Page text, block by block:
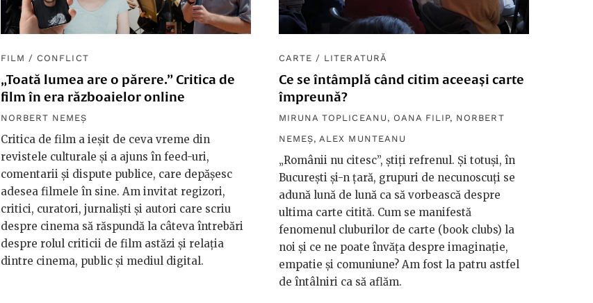
FILM / CONFLICT
„Toată lumea are o părere.” Critica de
film în era războaielor online
NORBERT NEMEȘ
Critica de film a ieșit de ceva vreme din
revistele culturale și a ajuns în feed-uri,
comentarii și dispute publice, care depășesc
adesea filmele în sine. Am invitat regizori,
critici, curatori, jurnaliști și autori care scriu
despre cinema să răspundă la câteva întrebări
despre rolul criticii de film astăzi și relația
dintre cinema, public și mediul digital.
CARTE / LITERATURĂ
Ce se întâmplă când citim aceeași carte
împreună?
MIRUNA TOPLICEANU , OANA FILIP, NORBERT
NEMEȘ, ALEX MUNTEANU
„Românii nu citesc”, știți refrenul. Și totuși, în
București și-n țară, grupuri de necunoscuți se
adună lună de lună ca să vorbească despre
ultima carte citită. Cum se manifestă
fenomenul cluburilor de carte (book clubs) la
noi și ce ne poate învăța despre imaginație,
empatie și comuniune? Am fost la patru astfel
de întâlniri ca să aflăm.